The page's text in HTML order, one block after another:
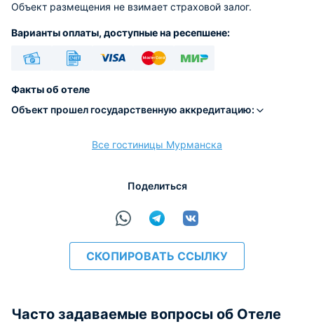
Объект размещения не взимает страховой залог.
Варианты оплаты, доступные на ресепшене:
Факты об отеле
Объект прошел государственную аккредитацию:
Все гостиницы Мурманска
Поделиться
СКОПИРОВАТЬ ССЫЛКУ
Часто задаваемые вопросы об Отеле